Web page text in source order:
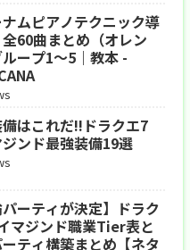
ナムピアノテクニック導
60曲まとめ（オレン
ープ1〜5｜教本 -
はこれだ!!ドラクエ7
ジンド最強装備19選
パーティが決定】ドラク
マジンド職業Tier表と
ティ構築まとめ【ネタ